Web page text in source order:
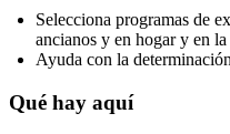
Selecciona programas de
ancianos y en hogar y en
Ayuda con la
Qué hay aquí